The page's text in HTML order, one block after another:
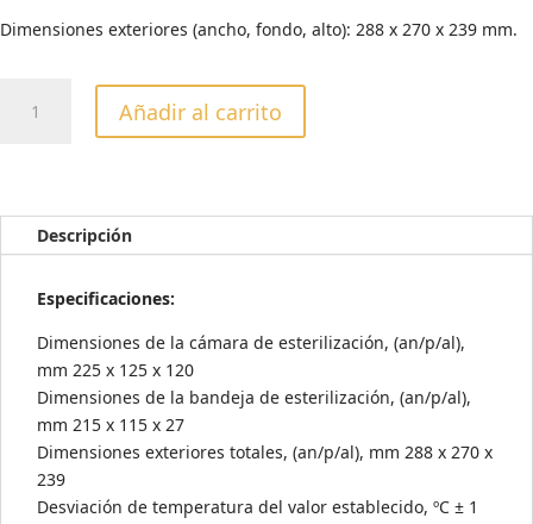
Dimensiones exteriores (ancho, fondo, alto): 288 x 270 x 239 mm.
Esterilizador
Horno
MicroSTOP
COMPACT
Añadir al carrito
Descripción
Especificaciones:
Dimensiones de la cámara de esterilización, (an/p/al),
mm 225 х 125 х 120
Dimensiones de la bandeja de esterilización, (an/p/al),
mm 215 х 115 х 27
Dimensiones exteriores totales, (an/p/al), mm 288 х 270 х
239
Desviación de temperatura del valor establecido, ºС ± 1